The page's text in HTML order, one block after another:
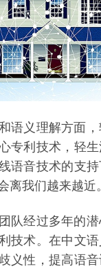
语义理解方面
专利技术，轻生
语音技术的支
离我们越来越近。
队经过多年的
技术。在中文
义性，提高语